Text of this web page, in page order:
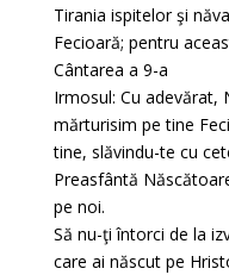
Tirania ispitelor şi
Fecioară; pentru
Cântarea a 9-a
Irmosul: Cu adevărat,
mărturisim pe tine
tine, slăvindu-te cu
Preasfântă
pe noi.
Să nu-ţi întorci de la
care ai născut pe